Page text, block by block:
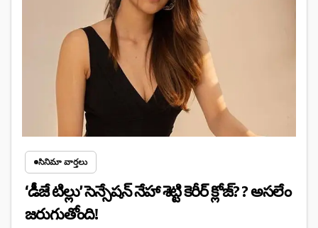
సినిమా వార్తలు
‘డీజే టిల్లు’ సెన్సేషన్ నేహా శెట్టి కెరీర్ క్లోజ్? ? అసలేం
జరుగుతోంది!